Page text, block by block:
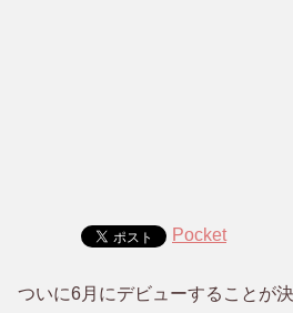
Pocket
ついに6月にデビューすることが